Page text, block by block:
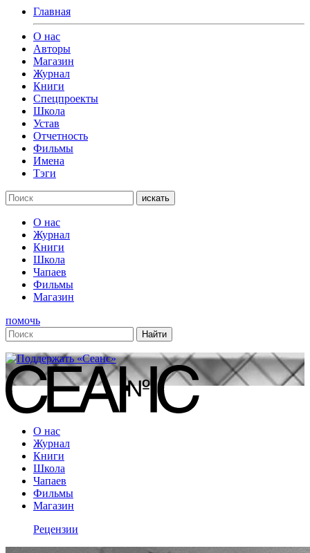
Главная
О нас
Авторы
Магазин
Журнал
Книги
Спецпроекты
Школа
Устав
Отчетность
Фильмы
Имена
Тэги
искать
О нас
Журнал
Книги
Школа
Чапаев
Фильмы
Магазин
помочь
О нас
Журнал
Книги
Школа
Чапаев
Фильмы
Магазин
Рецензии